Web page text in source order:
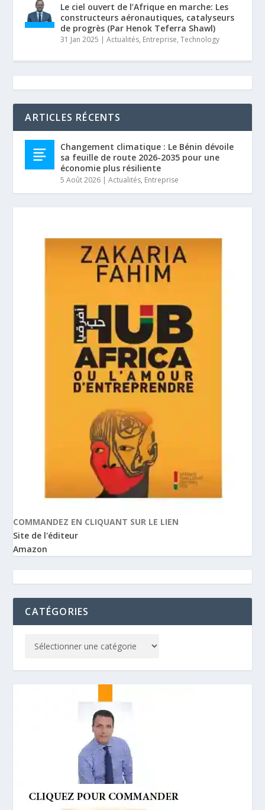
Le ciel ouvert de l’Afrique en marche: Les
constructeurs aéronautiques, catalyseurs
de progrès (Par Henok Teferra Shawl)
31 Jan 2025 |Actualités, Entreprise,Technology
ARTICLES RÉCENTS
Changement climatique : Le Bénin dévoile
sa feuille de route 2026-2035 pour une
économie plus résiliente
5 Août 2026 |Actualités, Entreprise
COMMANDEZ EN CLIQUANT SUR LE LIEN
Site de l'éditeur
Amazon
CATÉGORIES